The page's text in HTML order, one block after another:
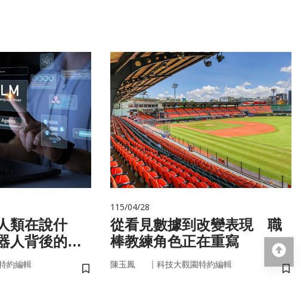
類在說什
人背後的語
約編輯
儲存書籤
115/04/28
從看見數據到改變表現 職
棒教練角色正在重寫
陳玉鳳 ｜ 科技大觀園特約編輯
儲
回